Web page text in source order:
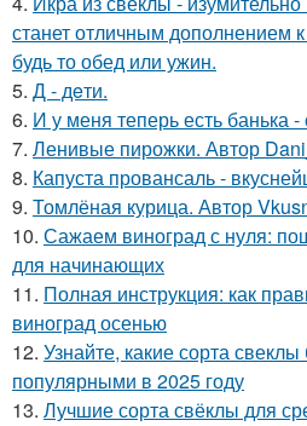
станет отличным дополнением
будь то обед или ужин.
5. Д - дeти.
6. И у меня теперь есть банька
7. Ленивые пирожки. Автор
8. Капуста провансаль -
9. Томлёная курица. Автор
10. Сажаем виноград с нуля:
для начинающих
11. Полная инструкция: как
виноград осенью
12. Узнайте, какие сорта
популярными в 2025 году
13. Лучшие сорта свёклы для